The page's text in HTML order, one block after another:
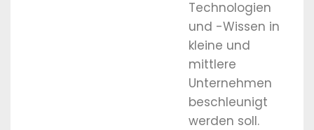
Technologien
und -Wissen in
kleine und
mittlere
Unternehmen
beschleunigt
werden soll.